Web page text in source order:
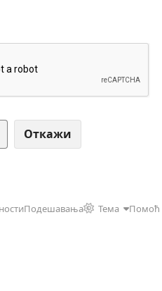
Откажи
Подешавања Тема Помоћ